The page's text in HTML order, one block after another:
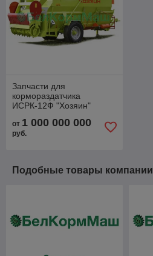
Запчасти для
кормораздатчика
ИСРК-12Ф "Хозяин"
от 1 000 000 000
руб.
Подобные товары компании